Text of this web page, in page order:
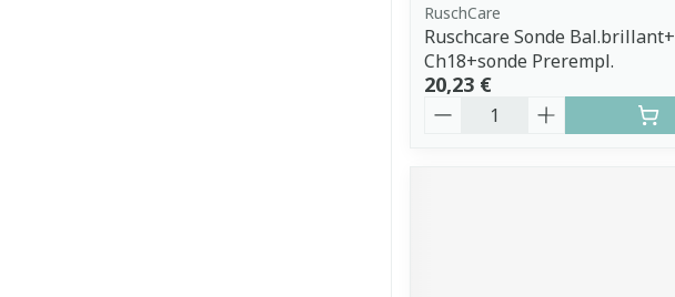
RuschCare
Ruschcare Sonde Bal.brillant+
Ch18+sonde Prerempl.
20,23 €
Quantité